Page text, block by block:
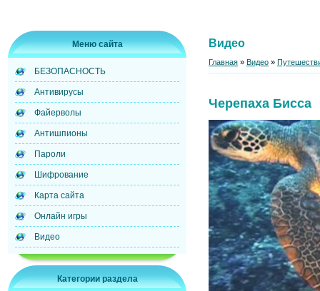
Меню сайта
БЕЗОПАСНОСТЬ
Антивирусы
Файерволы
Антишпионы
Пароли
Шифрование
Карта сайта
Онлайн игры
Видео
Категории раздела
Видео
Главная » Видео »
Черепаха Бисса